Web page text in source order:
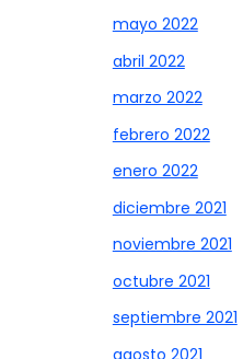
mayo 2022
abril 2022
marzo 2022
febrero 2022
enero 2022
diciembre 2021
noviembre 2021
octubre 2021
septiembre 2021
agosto 2021